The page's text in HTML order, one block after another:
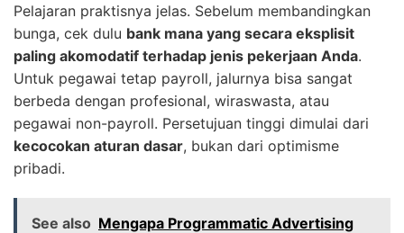
Pelajaran praktisnya jelas. Sebelum membandingkan
bunga, cek dulu bank mana yang secara eksplisit
paling akomodatif terhadap jenis pekerjaan Anda.
Untuk pegawai tetap payroll, jalurnya bisa sangat
berbeda dengan profesional, wiraswasta, atau
pegawai non-payroll. Persetujuan tinggi dimulai dari
kecocokan aturan dasar, bukan dari optimisme
pribadi.
See also Mengapa Programmatic Advertising